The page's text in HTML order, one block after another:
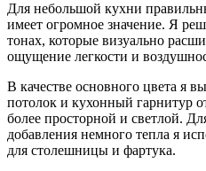
Для небольшой кухни
имеет огромное значение. Я
тонах, которые визуально
ощущение легкости и
В качестве основного цвета я
потолок и кухонный гарнитур
более просторной и светлой.
добавления немного тепла я
для столешницы и фартука.